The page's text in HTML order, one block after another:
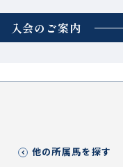
入会のご案内
他の所属馬を探す